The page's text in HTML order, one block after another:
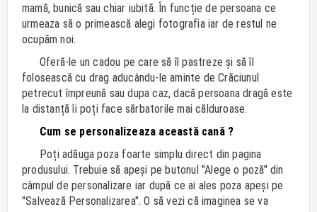
mamă, bunică sau chiar iubită. În funcție de persoana ce
urmeaza să o primească alegi fotografia iar de restul ne
ocupăm noi.
Oferă-le un cadou pe care să îl pastreze și să îl
folosească cu drag aducându-le aminte de Crăciunul
petrecut împreună sau dupa caz, dacă persoana dragă este
la distanță îi poți face sărbatorile mai călduroase.
Cum se personalizeaza această cană ?
Poți adăuga poza foarte simplu direct din pagina
produsului. Trebuie să apeși pe butonul "Alege o poză" din
câmpul de personalizare iar după ce ai ales poza apeși pe
"Salvează Personalizarea". O să vezi că imaginea se va